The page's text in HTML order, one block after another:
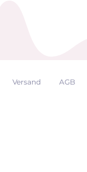
Versand AGB